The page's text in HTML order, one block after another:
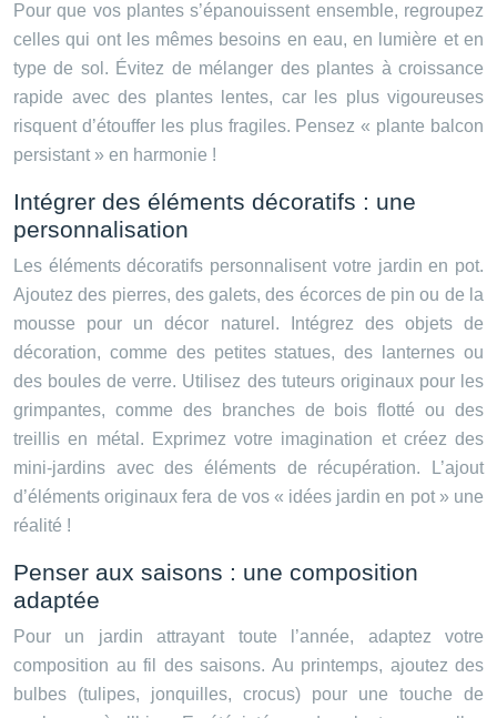
Pour que vos plantes s’épanouissent ensemble, regroupez
celles qui ont les mêmes besoins en eau, en lumière et en
type de sol. Évitez de mélanger des plantes à croissance
rapide avec des plantes lentes, car les plus vigoureuses
risquent d’étouffer les plus fragiles. Pensez « plante balcon
persistant » en harmonie !
Intégrer des éléments décoratifs : une
personnalisation
Les éléments décoratifs personnalisent votre jardin en pot.
Ajoutez des pierres, des galets, des écorces de pin ou de la
mousse pour un décor naturel. Intégrez des objets de
décoration, comme des petites statues, des lanternes ou
des boules de verre. Utilisez des tuteurs originaux pour les
grimpantes, comme des branches de bois flotté ou des
treillis en métal. Exprimez votre imagination et créez des
mini-jardins avec des éléments de récupération. L’ajout
d’éléments originaux fera de vos « idées jardin en pot » une
réalité !
Penser aux saisons : une composition
adaptée
Pour un jardin attrayant toute l’année, adaptez votre
composition au fil des saisons. Au printemps, ajoutez des
bulbes (tulipes, jonquilles, crocus) pour une touche de